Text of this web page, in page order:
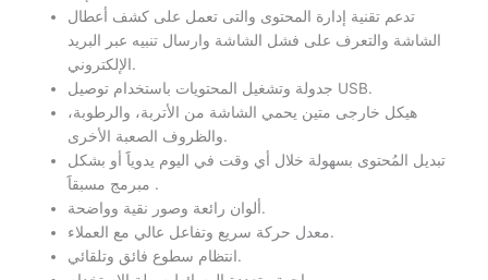
تدعم تقنية إدارة المحتوى والتى تعمل على كشف أعطال
الشاشة والتعرف على فشل الشاشة وارسال تنبيه عبر البريد
الإلكتروني.
جدولة وتشغيل المحتويات باستخدام توصيل USB.
هيكل خارجى متين يحمي الشاشة من الأتربة، والرطوبة،
والظروف الصعبة الأخرى.
تبديل المُحتوى بسهولة خلال أي وقت في اليوم يدوياََ أو بشكل
مبرمج مسبقاََ .
ألوان رائعة وصور نقية وواضحة.
معدل حركة سريع وتفاعل عالي مع العملاء.
انتظام سطوع فائق وتلقائي.